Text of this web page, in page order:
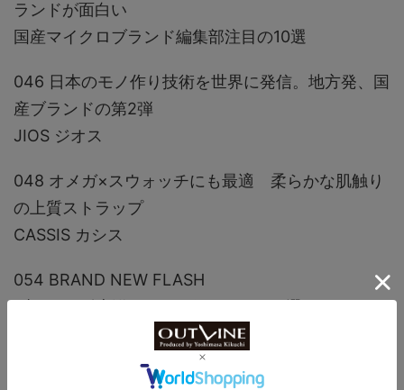
ランドが面白い
国産マイクロブランド編集部注目の10選
046 日本のモノ作り技術を世界に発信。地方発、国
産ブランドの第2弾
JIOS ジオス
048 オメガ×スウォッチにも最適 柔らかな肌触り
の上質ストラップ
CASSIS カシス
054 BRAND NEW FLASH
074 サイズはコンパクトだけど指先で抜群の存在感
ウオッチリングの魅力とは?